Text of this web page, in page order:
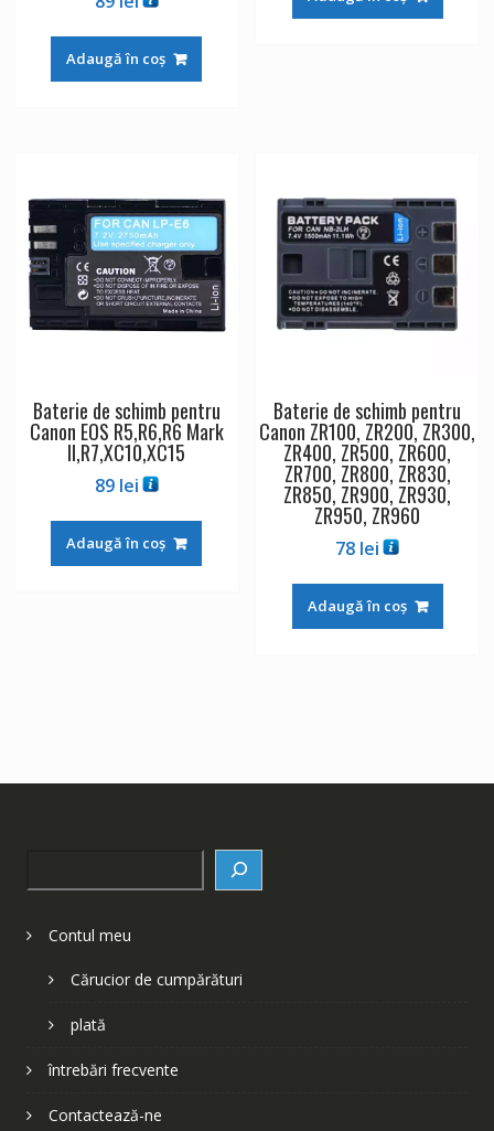
Adaugă în coș
Baterie de schimb pentru
Canon EOS R5,R6,R6 Mark
II,R7,XC10,XC15
89 lei
Adaugă în coș
Baterie de schimb pentru
Canon ZR100, ZR200, ZR300,
ZR400, ZR500, ZR600,
ZR700, ZR800, ZR830,
ZR850, ZR900, ZR930,
ZR950, ZR960
78 lei
Adaugă în coș
Contul meu
Cărucior de cumpărături
plată
întrebări frecvente
Contactează-ne